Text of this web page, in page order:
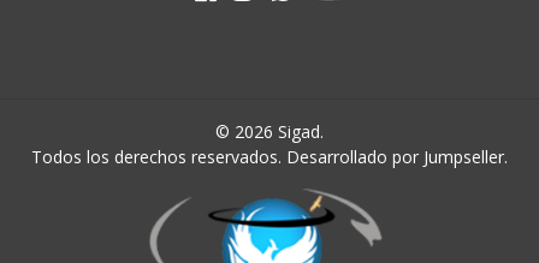
© 2026 Sigad.
Todos los derechos reservados. Desarrollado por Jumpseller.